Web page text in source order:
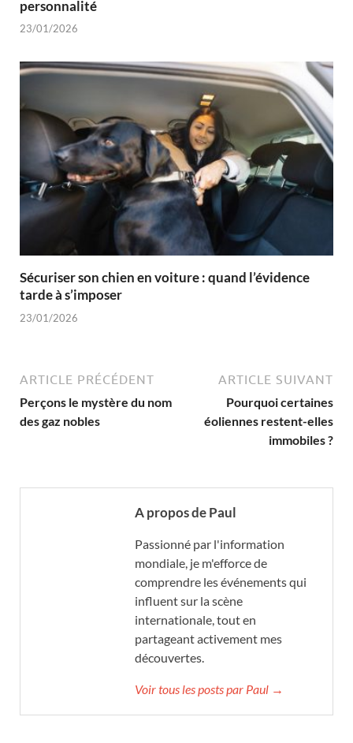
personnalité
23/01/2026
Sécuriser son chien en voiture : quand l’évidence
tarde à s’imposer
23/01/2026
ARTICLE PRÉCÉDENT
Perçons le mystère du nom
des gaz nobles
ARTICLE SUIVANT
Pourquoi certaines
éoliennes restent-elles
immobiles ?
A propos de Paul
Passionné par l'information
mondiale, je m'efforce de
comprendre les événements qui
influent sur la scène
internationale, tout en
partageant activement mes
découvertes.
Voir tous les posts par Paul →